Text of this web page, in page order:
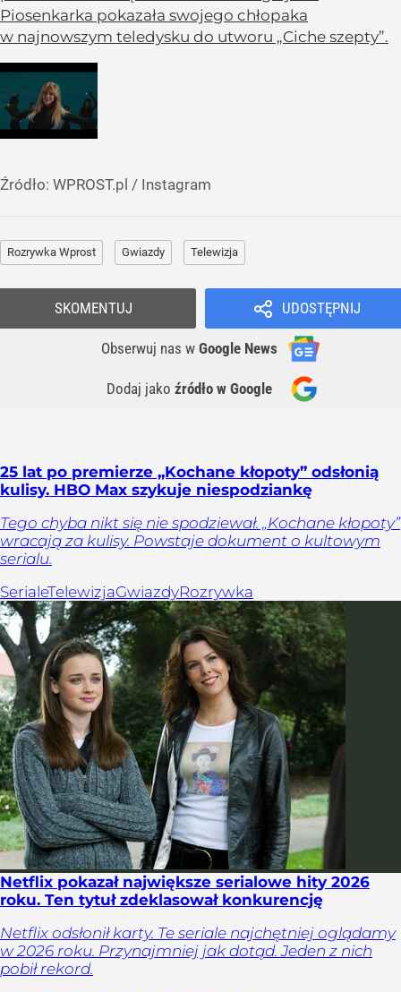
Piosenkarka pokazała swojego chłopaka
w najnowszym teledysku do utworu „Ciche szepty”.
Źródło: WPROST.pl / Instagram
Rozrywka Wprost Gwiazdy Telewizja
UDOSTĘPNIJ
Obserwuj nas w Google News
Dodaj jako źródło w Google
SKOMENTUJ
25 lat po premierze „Kochane kłopoty” odsłonią
kulisy. HBO Max szykuje niespodziankę
Tego chyba nikt się nie spodziewał. „Kochane kłopoty”
wracają za kulisy. Powstaje dokument o kultowym
serialu.
SerialeTelewizjaGwiazdyRozrywka
Netflix pokazał największe serialowe hity 2026
roku. Ten tytuł zdeklasował konkurencję
Netflix odsłonił karty. Te seriale najchętniej oglądamy
w 2026 roku. Przynajmniej jak dotąd. Jeden z nich
pobił rekord.